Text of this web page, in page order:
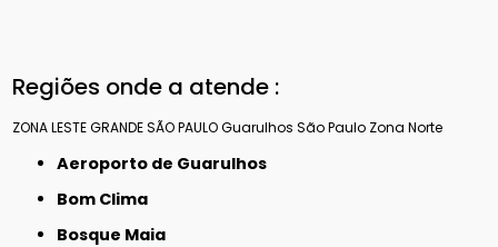
Regiões onde a atende :
ZONA LESTEGRANDE SÃO PAULOGuarulhos São Paulo Zona Norte
Aeroporto de Guarulhos
Bom Clima
Bosque Maia